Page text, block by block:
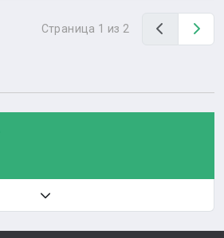
Страница 1 из 2 Назад